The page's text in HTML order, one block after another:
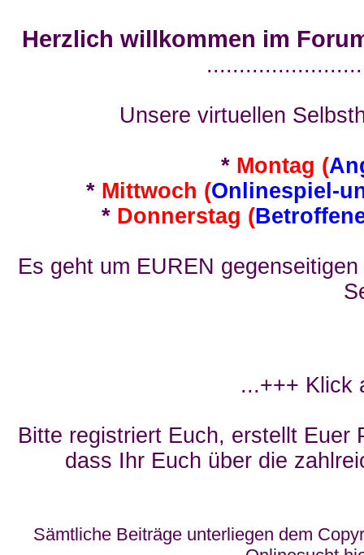
Herzlich willkommen im
Unsere virtuellen
* Montag (
* Mittwoch (Onlinespiel-
* Donnerstag (
Es geht um EUREN
...+++ Klick
Bitte registriert Euch, erstellt Euer
dass Ihr Euch über die
Sämtliche Beiträge unterliegen dem